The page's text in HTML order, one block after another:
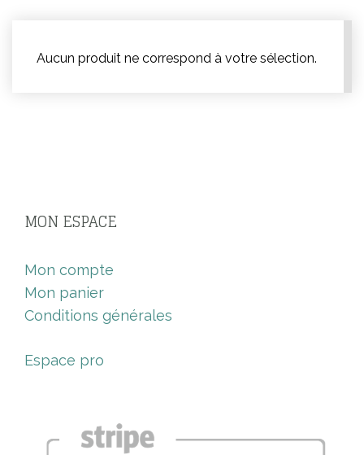
Aucun produit ne correspond à votre sélection.
MON ESPACE
Mon compte
Mon panier
Conditions générales
Espace pro